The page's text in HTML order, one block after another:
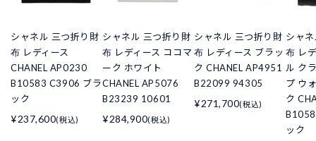
シャネル 三つ折り財
布 レディース
CHANEL AP0230
B10583 C3906 ブラ
ック
¥237,600(税込)
シャネル 三つ折り財
布 レディース ココマ
ーク ホワイト
CHANEL AP5076
B23239 10601
¥284,900(税込)
シャネル 三つ折り財
布 レディース ブラッ
ク CHANEL AP4951
B22099 94305
¥271,700(税込)
シャ
布 レ
ル ク
プ ウ
ク
ック